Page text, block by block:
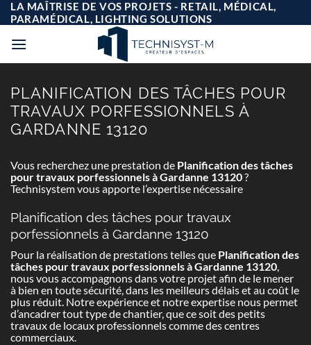
Passer
au
contenu
LA MAÎTRISE DE VOS PROJETS - RETAIL, MÉDICAL,
PARAMÉDICAL, LIGHTING SOLUTIONS
PLANIFICATION DES TÂCHES POUR
TRAVAUX PORFESSIONNELS À
GARDANNE 13120
Vous recherchez une prestation de Planification des tâches
pour travaux porfessionnels à Gardanne 13120?
Technisystem vous apporte l’expertise nécessaire
Planification des tâches pour travaux
porfessionnels à Gardanne 13120
Pour la réalisation de prestations telles que Planification des
tâches pour travaux porfessionnels à Gardanne 13120,
nous vous accompagnons dans votre projet afin de le mener
à bien en toute sécurité, dans les meilleurs délais et au coût le
plus réduit. Notre expérience et notre expertise nous permet
d’ancadrer tout type de chantier, que ce soit des petits
travaux de locaux professionnels comme des centres
commerciaux.